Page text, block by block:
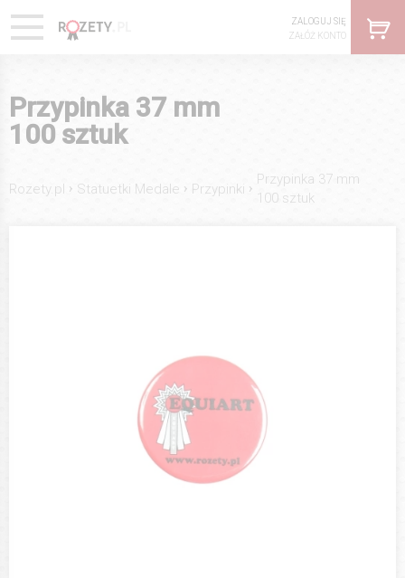
ZALOGUJ SIĘ
ZAŁÓŻ KONTO
Przypinka 37 mm
100 sztuk
Rozety.pl › Statuetki Medale › Przypinki ›
Przypinka 37 mm
100 sztuk